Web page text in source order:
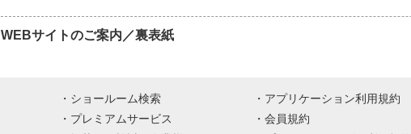
WEBサイトのご案内／裏表紙
ショールーム検索
プレミアムサービス
アプリケーション利用規約
会員規約